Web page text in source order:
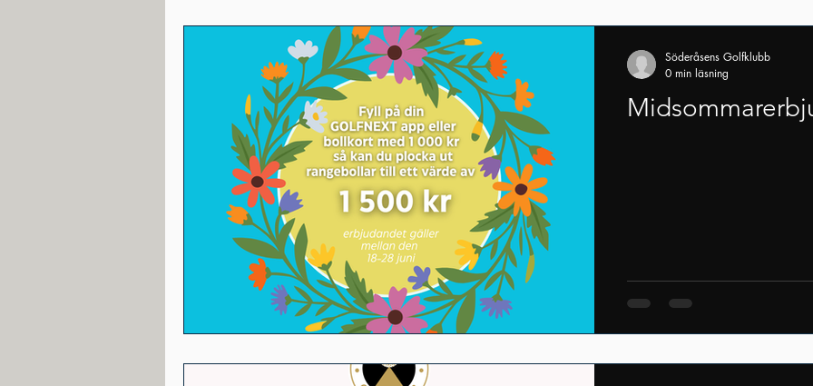
Söderåsens Golfklubb
0 min läsning